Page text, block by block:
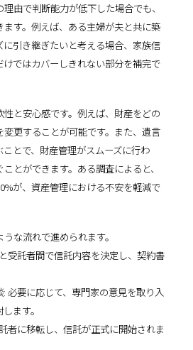
由で判断能力が低下した場合でも、
す。例えば、ある主婦が夫と共に築
引き継ぎたいと考える場合、家族信
ではカバーしきれない部分を補完で
と安心感です。例えば、財産をどの
更することが可能です。また、遺言
とで、財産管理がスムーズに行わ
とができます。ある調査によると、
が、資産管理における不安を軽減で
な流れで進められます。
受託者間で信託内容を決定し、契約書
必要に応じて、専門家の意見を取り入
ます。
者に移転し、信託が正式に開始されま